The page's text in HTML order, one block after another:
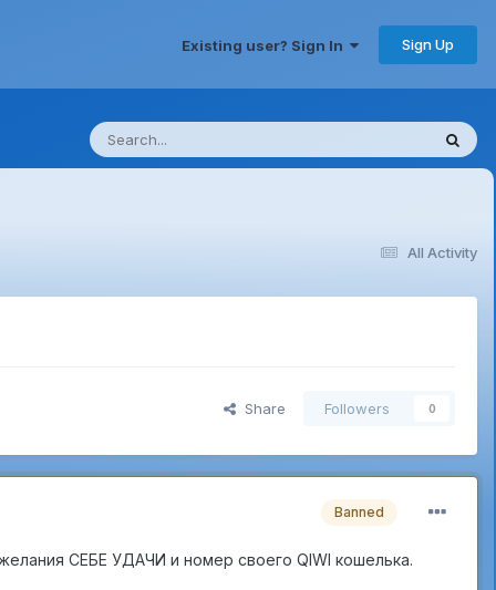
Existing user? Sign In Sign Up
All Activity
Share Followers 0
Banned
СЕБЕ УДАЧИ и номер своего QIWI кошелька.